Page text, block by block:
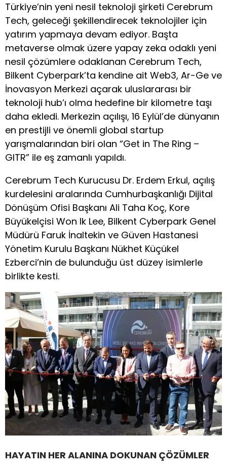
Türkiye’nin yeni nesil teknoloji şirketi Cerebrum
Tech, geleceği şekillendirecek teknolojiler için
yatırım yapmaya devam ediyor. Başta
metaverse olmak üzere yapay zeka odaklı yeni
nesil çözümlere odaklanan Cerebrum Tech,
Bilkent Cyberpark’ta kendine ait Web3, Ar-Ge ve
İnovasyon Merkezi açarak uluslararası bir
teknoloji hub’ı olma hedefine bir kilometre taşı
daha ekledi. Merkezin açılışı, 16 Eylül’de dünyanın
en prestijli ve önemli global startup
yarışmalarından biri olan “Get in The Ring –
GITR” ile eş zamanlı yapıldı.
Cerebrum Tech Kurucusu Dr. Erdem Erkul, açılış
kurdelesini aralarında Cumhurbaşkanlığı Dijital
Dönüşüm Ofisi Başkanı Ali Taha Koç, Kore
Büyükelçisi Won Ik Lee, Bilkent Cyberpark Genel
Müdürü Faruk İnaltekin ve Güven Hastanesi
Yönetim Kurulu Başkanı Nükhet Küçükel
Ezberci’nin de bulunduğu üst düzey isimlerle
birlikte kesti.
HAYATIN HER ALANINA DOKUNAN ÇÖZÜMLER